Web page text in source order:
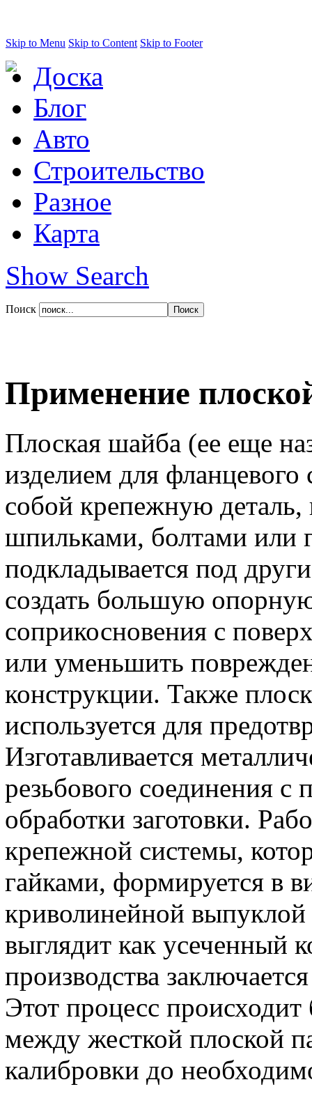
Skip to Menu Skip to Content Skip to Footer
Доска
Блог
Авто
Строительство
Разное
Карта
Show Search
Поиск
Применение
Плоская шайба (ее еще
изделием для фланцевого
собой крепежную деталь,
шпильками, болтами или
подкладывается под
создать большую
соприкосновения с
или уменьшить
конструкции. Также
используется для
Изготавливается
резьбового соединения
обработки заготовки.
крепежной системы,
гайками, формируется в
криволинейной
выглядит как усеченный
производства
Этот процесс происходит
между жесткой плоской
калибровки до